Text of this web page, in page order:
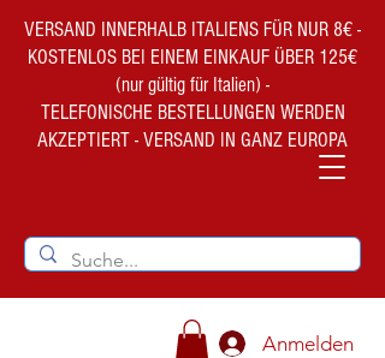
VERSAND INNERHALB ITALIENS FÜR NUR 8€ -
KOSTENLOS BEI EINEM EINKAUF ÜBER 125€
(nur gültig für Italien) -
TELEFONISCHE BESTELLUNGEN WERDEN
AKZEPTIERT - VERSAND IN GANZ EUROPA
Anmelden